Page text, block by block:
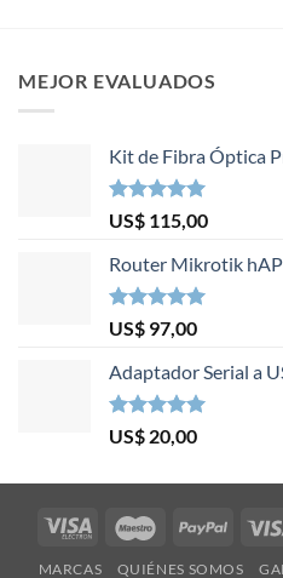
MEJOR EVALUADOS
Kit de Fibra Óptica
Valorado en
5.00
de 5
US$ 115,00
Router Mikrotik
Valorado en
5.00
de 5
US$ 97,00
Adaptador Serial a
Valorado en
5.00
de 5
US$ 20,00
Visa
Maestro PayPal
MARCAS QUIÉNES SOMOS